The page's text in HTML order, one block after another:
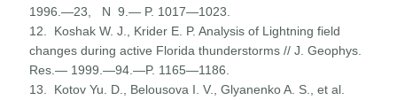
1996.—23, N 9.— P. 1017—1023.
12. Koshak W. J., Krider E. P. Analysis of Lightning field
changes during active Florida thunderstorms // J. Geophys.
Res.— 1999.—94.—P. 1165—1186.
13. Kotov Yu. D., Belousova I. V., Glyanenko A. S., et al.